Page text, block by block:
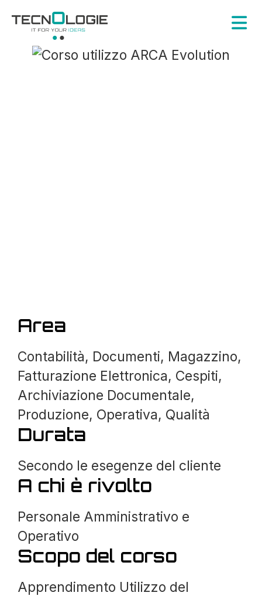
Area
Contabilità, Documenti, Magazzino,
Fatturazione Elettronica, Cespiti,
Archiviazione Documentale,
Produzione, Operativa, Qualità
Durata
Secondo le esegenze del cliente
A chi è rivolto
Personale Amministrativo e
Operativo
Scopo del corso
Apprendimento Utilizzo del